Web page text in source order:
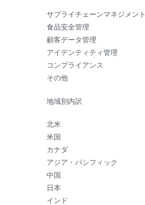
サプライチェーンマネジメント
食品安全管理
顧客データ管理
アイデンティティ管理
コンプライアンス
その他
地域別内訳
北米
米国
カナダ
アジア・パシフィック
中国
日本
インド